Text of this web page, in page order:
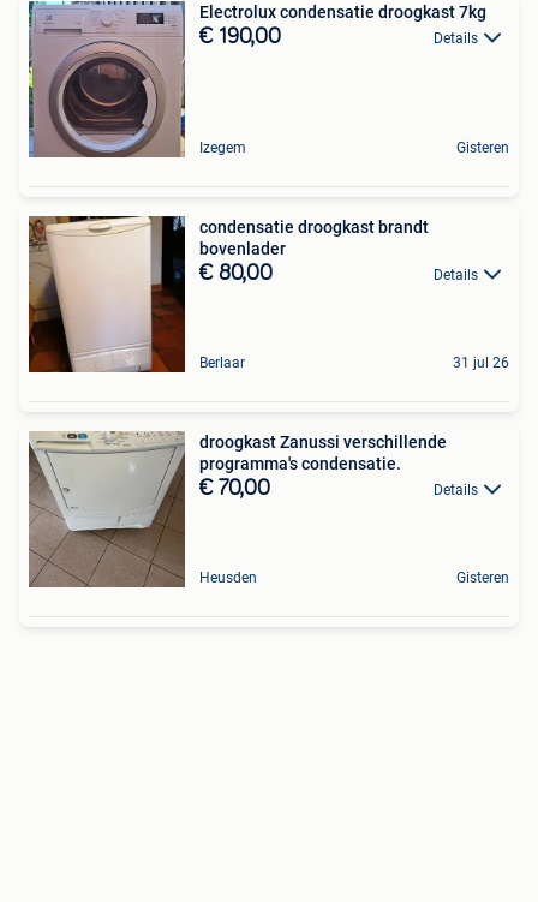
Electrolux condensatie droogkast 7kg
€ 190,00 Details
Izegem Gisteren
condensatie droogkast brandt
bovenlader
€ 80,00 Details
Berlaar 31 jul 26
droogkast Zanussi verschillende
programma's condensatie.
€ 70,00 Details
Heusden Gisteren